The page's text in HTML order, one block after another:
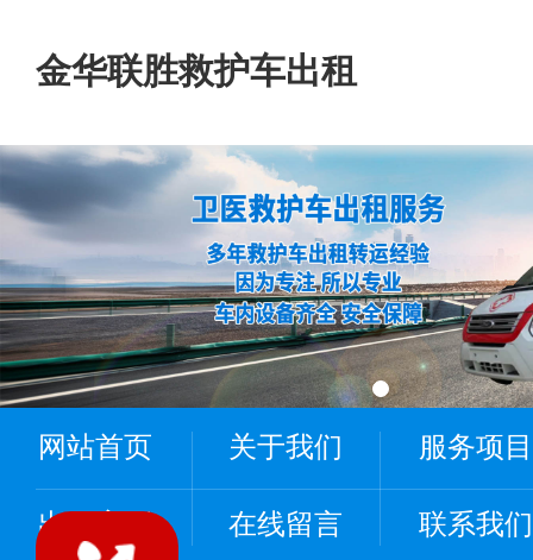
金华联胜救护车出租
网站首页 关于我们 服务项目
出租案例 在线留言 联系我们